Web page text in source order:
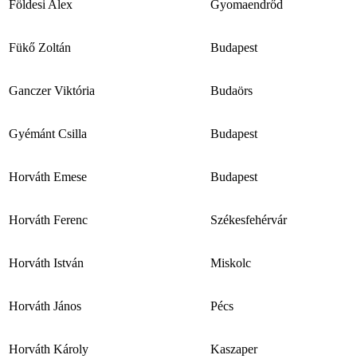
Földesi Alex Gyomaendrőd
Fükő Zoltán Budapest
Ganczer Viktória Budaörs
Gyémánt Csilla Budapest
Horváth Emese Budapest
Horváth Ferenc Székesfehérvár
Horváth István Miskolc
Horváth János Pécs
Horváth Károly Kaszaper